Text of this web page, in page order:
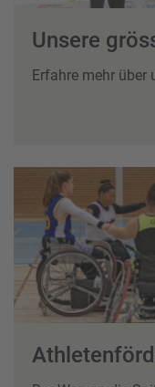
Unsere
Erfahre mehr über